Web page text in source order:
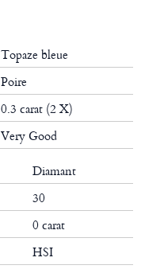
Topaze bleue
Poire
0.3 carat (2 X)
Very Good
Diamant
30
0 carat
HSI